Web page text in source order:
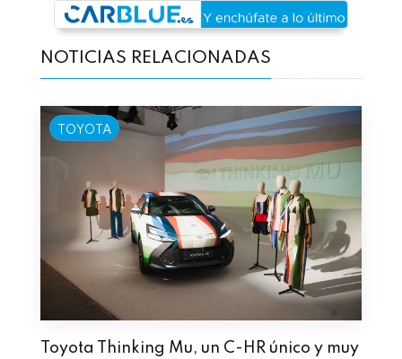
NOTICIAS RELACIONADAS
TOYOTA
Toyota Thinking Mu, un C-HR único y muy